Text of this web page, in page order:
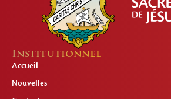
Institutionnel
Accueil
Nouvelles